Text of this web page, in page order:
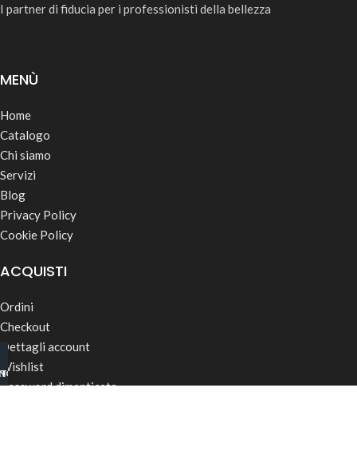
I partner di fiducia per i professionisti della bellezza
MENÙ
Home
Catalogo
Chi siamo
Servizi
Blog
Privacy Policy
Cookie Policy
ACQUISTI
Ordini
Checkout
Dettagli account
Wishlist
Password dimenticata
B2B